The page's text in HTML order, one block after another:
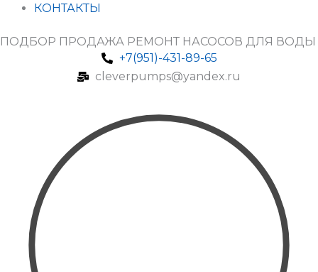
КОНТАКТЫ
ПОДБОР ПРОДАЖА РЕМОНТ НАСОСОВ ДЛЯ ВОДЫ
+7(951)-431-89-65
cleverpumps@yandex.ru